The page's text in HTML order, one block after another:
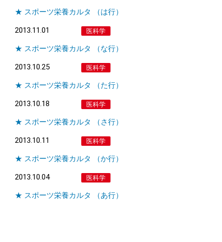
★ スポーツ栄養カルタ （は行）
2013.11.01 医科学
★ スポーツ栄養カルタ （な行）
2013.10.25 医科学
★ スポーツ栄養カルタ （た行）
2013.10.18 医科学
★ スポーツ栄養カルタ （さ行）
2013.10.11 医科学
★ スポーツ栄養カルタ （か行）
2013.10.04 医科学
★ スポーツ栄養カルタ （あ行）